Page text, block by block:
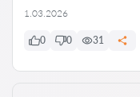
1.03.2026
0 0 31